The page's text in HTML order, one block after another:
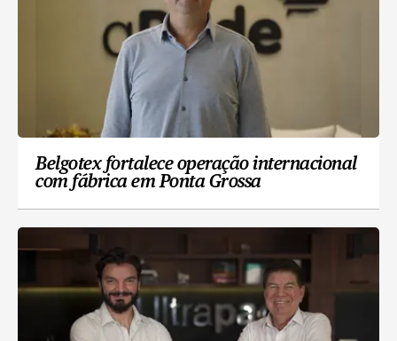
Belgotex fortalece operação internacional
com fábrica em Ponta Grossa